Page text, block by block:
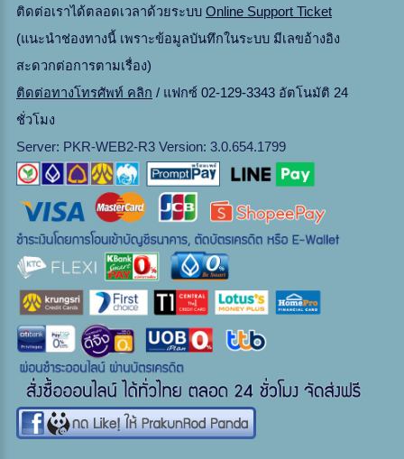
ติดต่อเราได้ตลอดเวลาด้วยระบบ Online Support Ticket
(แนะนำช่องทางนี้ เพราะข้อมูลบันทึกในระบบ มีเลขอ้างอิง
สะดวกต่อการตามเรื่อง)
ติดต่อทางโทรศัพท์ คลิก / แฟกซ์ 02-129-3343 อัตโนมัติ 24
ชั่วโมง
Server: PKR-WEB2-R3 Version: 3.0.654.1799